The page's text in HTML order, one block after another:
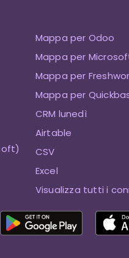
Mappa per Odoo
Mappa per
Mappa per
Mappa per
CRM lunedì
Airtable
CSV
Excel
Visualizza tutti i